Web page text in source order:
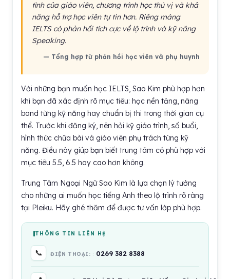
tình của giáo viên, chương trình học thú vị và khả
năng hỗ trợ học viên tự tin hơn. Riêng mảng
IELTS có phản hồi tích cực về lộ trình và kỹ năng
Speaking.
— Tổng hợp từ phản hồi học viên và phụ huynh
Với những bạn muốn học IELTS, Sao Kim phù hợp hơn
khi bạn đã xác định rõ mục tiêu: học nền tảng, nâng
band từng kỹ năng hay chuẩn bị thi trong thời gian cụ
thể. Trước khi đăng ký, nên hỏi kỹ giáo trình, số buổi,
hình thức chữa bài và giáo viên phụ trách từng kỹ
năng. Điều này giúp bạn biết trung tâm có phù hợp với
mục tiêu 5.5, 6.5 hay cao hơn không.
Trung Tâm Ngoại Ngữ Sao Kim là lựa chọn lý tưởng
cho những ai muốn học tiếng Anh theo lộ trình rõ ràng
tại Pleiku. Hãy ghé thăm để được tư vấn lớp phù hợp.
THÔNG TIN LIÊN HỆ
📞 ĐIỆN THOẠI: 0269 382 8388